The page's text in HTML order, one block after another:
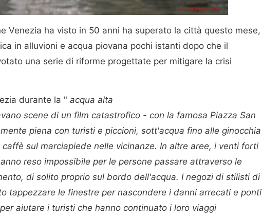
Venezia ha visto in 50 anni ha superato la città questo mese,
in alluvioni e acqua piovana pochi istanti dopo che il
una serie di riforme progettate per mitigare la crisi
durante la " acqua alta
scene di un film catastrofico - con la famosa Piazza San
piena con turisti e piccioni, sott'acqua fino alle ginocchia
sul marciapiede nelle vicinanze. In altre aree, i venti forti
reso impossibile per le persone passare attraverso le
di solito proprio sul bordo dell'acqua. I negozi di stilisti di
tappezzare le finestre per nascondere i danni arrecati e ponti
aiutare i turisti che hanno continuato i loro viaggi